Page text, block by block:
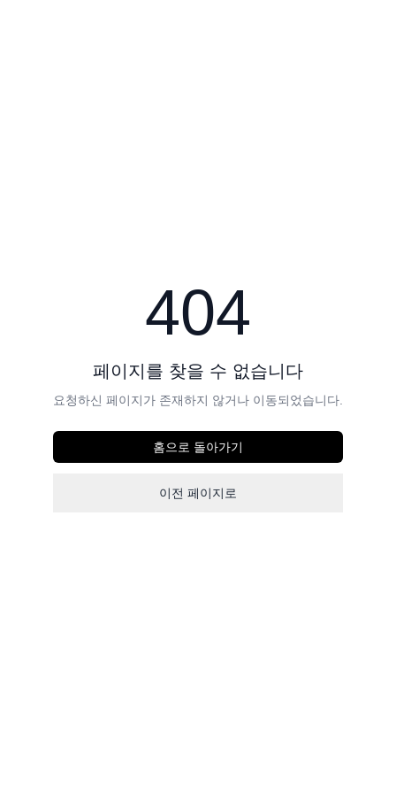
404
페이지를 찾을 수 없습니다
요청하신 페이지가 존재하지 않거나 이동되었습니다.
홈으로 돌아가기
이전 페이지로